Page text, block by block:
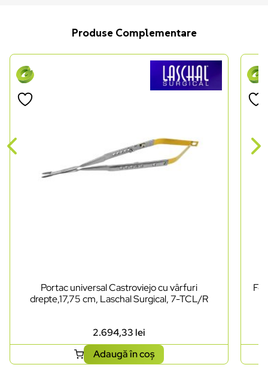
Produse Complementare
Portac universal Castroviejo cu vârfuri
drepte,17,75 cm, Laschal Surgical, 7-TCL/R
2.694,33 lei
Adaugă în coș